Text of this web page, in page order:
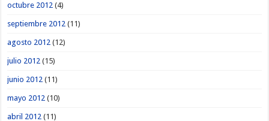
octubre 2012 (4)
septiembre 2012 (11)
agosto 2012 (12)
julio 2012 (15)
junio 2012 (11)
mayo 2012 (10)
abril 2012 (11)